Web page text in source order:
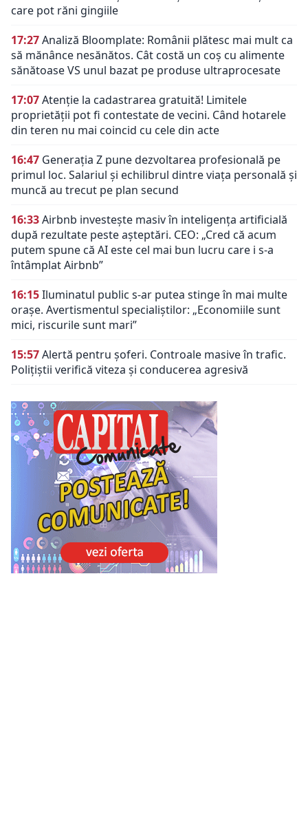
care pot răni gingiile
17:27Analiză Bloomplate: Românii plătesc mai mult ca
să mănânce nesănătos. Cât costă un coș cu alimente
sănătoase VS unul bazat pe produse ultraprocesate
17:07Atenție la cadastrarea gratuită! Limitele
proprietății pot fi contestate de vecini. Când hotarele
din teren nu mai coincid cu cele din acte
16:47 Generația Z pune dezvoltarea profesională pe
primul loc. Salariul și echilibrul dintre viața personală și
muncă au trecut pe plan secund
16:33Airbnb investește masiv în inteligența artificială
după rezultate peste așteptări. CEO: „Cred că acum
putem spune că AI este cel mai bun lucru care i s-a
întâmplat Airbnb”
16:15Iluminatul public s-ar putea stinge în mai multe
orașe. Avertismentul specialiștilor: „Economiile sunt
mici, riscurile sunt mari”
15:57Alertă pentru șoferi. Controale masive în trafic.
Polițiștii verifică viteza și conducerea agresivă